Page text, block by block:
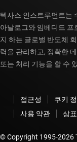
텍사스 인스트루먼트는
아날로그와 임베디드 프
지 하는 글로벌 반도체
력을 관리하고, 정확한
또는 처리 기능을 할 수
접근성 쿠키
사용 약관
상표
© Copyright 1995-2026